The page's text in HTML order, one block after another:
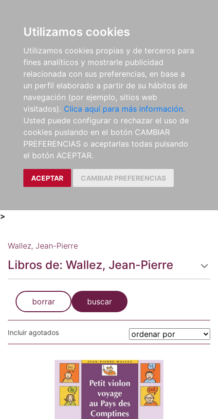
Utilizamos cookies
Utilizamos cookies propias y de terceros para
fines analíticos y mostrarle publicidad
relacionada con sus preferencias, en base a
un perfil elaborado a partir de su hábitos de
navegación (por ejemplo, sitios web
visitados). Clica aquí para más información.
Usted puede configurar o rechazar el uso de
cookies puslando en el botón CAMBIAR
PREFERENCIAS o aceptarlas todas pulsando
el botón ACEPTAR.
ACEPTAR CAMBIAR PREFERENCIAS
>
Wallez, Jean-Pierre
Libros de: Wallez, Jean-Pierre
borrar buscar
Incluir agotados